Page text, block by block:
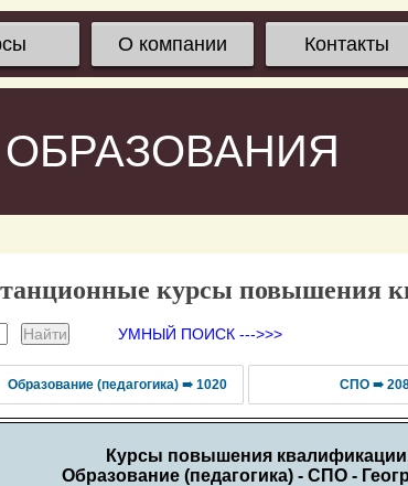
О компании Контакты
курсы повышения
УМНЫЙ ПОИСК --->>>
Образование (педагогика) ➠ 1020 СПО ➠
Курсы повышения
Образование (педагогика) - СПО -